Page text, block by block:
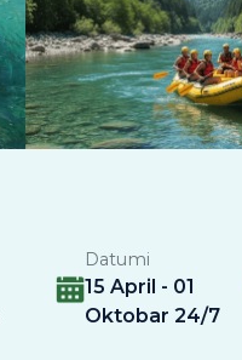
Datumi
15 April - 01
Oktobar 24/7